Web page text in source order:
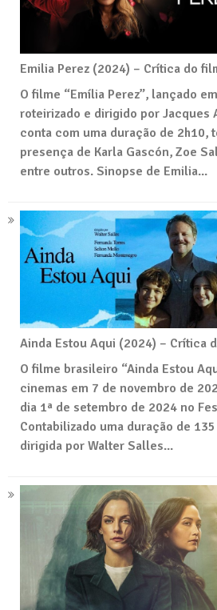
Emilia Perez (2024) – Crítica do
O filme “Emília Perez”, lançado
roteirizado e dirigido por Jacques
conta com uma duração de 2h10,
presença de Karla Gascón, Zoe
entre outros. Sinopse de Emilia...
Ainda Estou Aqui (2024) – Crítica
O filme brasileiro “Ainda Estou
cinemas em 7 de novembro de
dia 1ª de setembro de 2024 no
Contabilizado uma duração de
dirigida por Walter Salles...